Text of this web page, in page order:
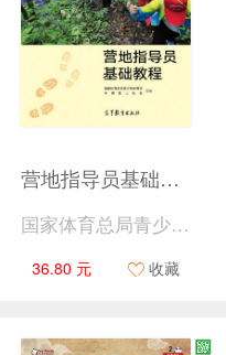
营地指导员基础教程
国家体育总局青少年体育司 中国登山协会 组编
36.80 元 收藏